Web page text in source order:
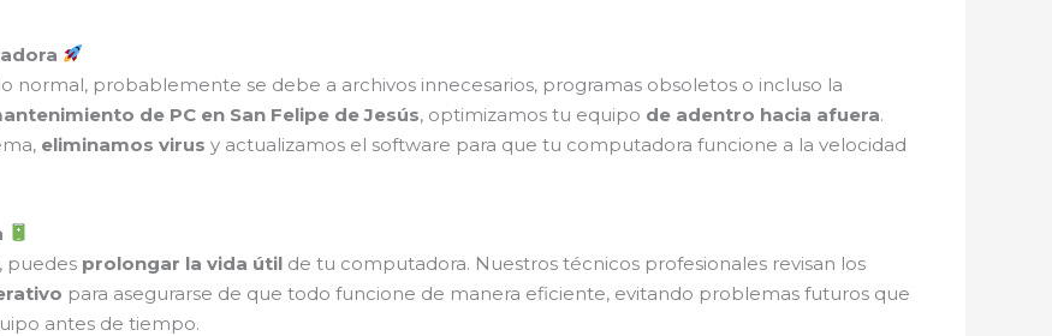
normal, probablemente se debe a archivos innecesarios, programas obsoletos o incluso la
de PC en San Felipe de Jesús, optimizamos tu equipo de adentro hacia afuera.
eliminamos virus y actualizamos el software para que tu computadora funcione a la velocidad
puedes prolongar la vida útil de tu computadora. Nuestros técnicos profesionales revisan los
para asegurarse de que todo funcione de manera eficiente, evitando problemas futuros que
antes de tiempo.